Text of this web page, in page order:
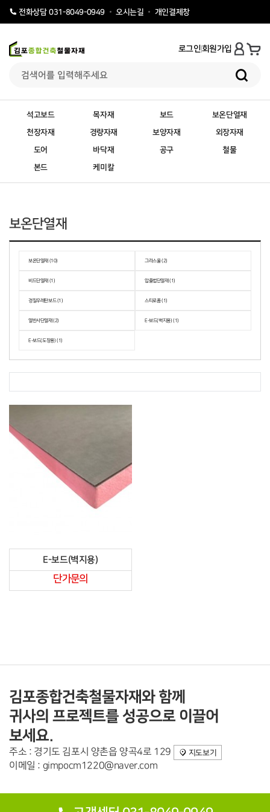
전화상담 031-8049-0949 오시는길 개인결제창
로그인회원가입
석고보드 목자재 보드 보온단열재
천장자재 경량자재 보양자재 외장자재
도어 바닥재 공구 철물
본드 케미칼
보온단열재
보온단열재 (10) 그라스울 (2)
비드단열재 (1) 압출법단열재 (1)
경질우레탄보드 (1) 스티로폼 (1)
열반사단열재 (2) E-보드(벽지용) (1)
E-보드(도장용) (1)
E-보드(벽지용)
단가문의
김포종합건축철물자재와 함께
귀사의 프로젝트를 성공으로 이끌어
보세요.
주소 : 경기도 김포시 양촌읍 양곡4로 129 지도보기
이메일 : gimpocm1220@naver.com